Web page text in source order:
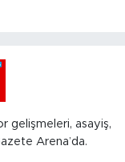
gelişmeleri, asayiş,
Arena’da.